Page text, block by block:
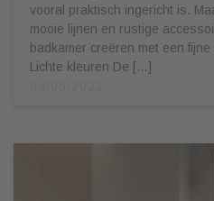
vooral praktisch ingericht is.
mooie lijnen en rustige
badkamer creëren met een
Lichte kleuren De […]